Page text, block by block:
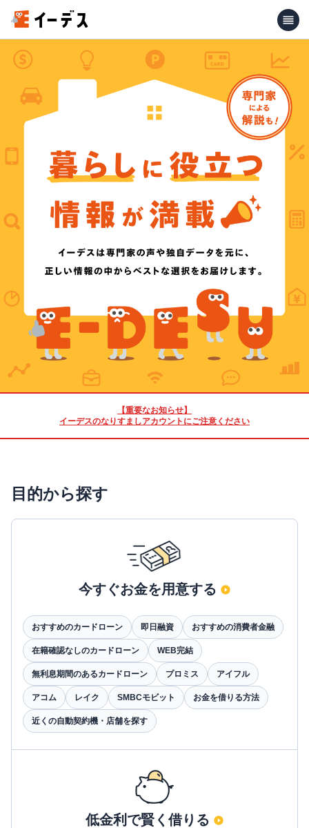
【重要なお知らせ】
イーデスのなりすましアカウントにご注意ください
目的から探す
今すぐお金を用意する
おすすめのカードローン 即日融資 おすすめの消費者金融
在籍確認なしのカードローン WEB完結
無利息期間のあるカードローン プロミス アイフル
アコム レイク SMBCモビット お金を借りる方法
近くの自動契約機・店舗を探す
低金利で賢く借りる